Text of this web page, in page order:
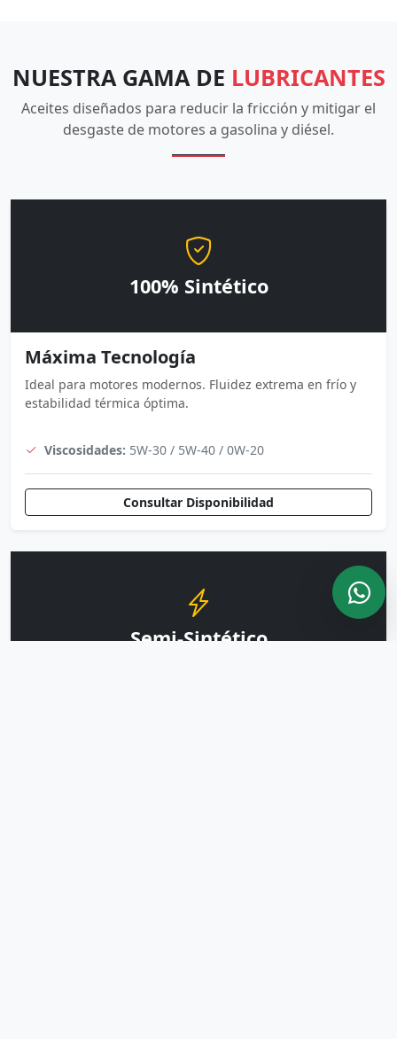
NUESTRA GAMA DE LUBRICANTES
Aceites diseñados para reducir la fricción y mitigar el
desgaste de motores a gasolina y diésel.
100% Sintético
Máxima Tecnología
Ideal para motores modernos. Fluidez extrema en frío y
estabilidad térmica óptima.
Viscosidades: 5W-30 / 5W-40 / 0W-20
Consultar Disponibilidad
Semi-Sintético